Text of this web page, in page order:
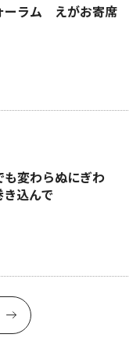
ーラム えがお寄席
変わらぬにぎわ
込んで